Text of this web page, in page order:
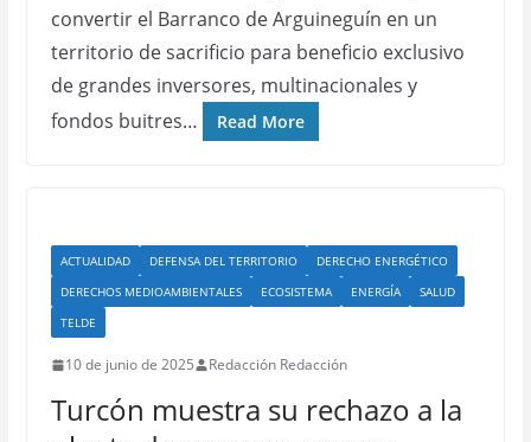
convertir el Barranco de Arguineguín en un
territorio de sacrificio para beneficio exclusivo
de grandes inversores, multinacionales y
fondos buitres…
Read More
ACTUALIDAD DEFENSA DEL TERRITORIO
DERECHO ENERGÉTICO
DERECHOS MEDIOAMBIENTALES
ECOSISTEMA ENERGÍA
SALUD
TELDE
10 de junio de 2025 Redacción Redacción
Turcón muestra su rechazo a la